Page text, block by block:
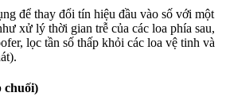
để thay đổi tín hiệu đầu vào số với một
xử lý thời gian trễ của các loa phía sau,
lọc tần số thấp khỏi các loa vệ tinh và
chuối)